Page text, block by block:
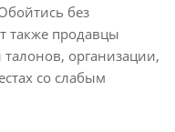
без
также продавцы
талонов, организации,
со слабым